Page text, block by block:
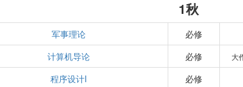
1秋
军事理论 必修
计算机导论 必修 大
程序设计I 必修